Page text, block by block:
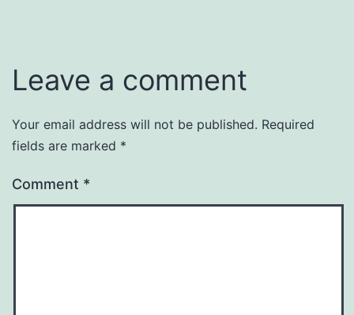
Leave a comment
Your email address will not be published. Required
fields are marked *
Comment *